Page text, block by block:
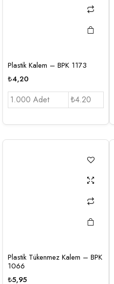
Plastik Kalem – BPK 1173
₺4,20
1.000 Adet ₺4.20
Plastik Tükenmez Kalem – BPK
1066
₺5,95